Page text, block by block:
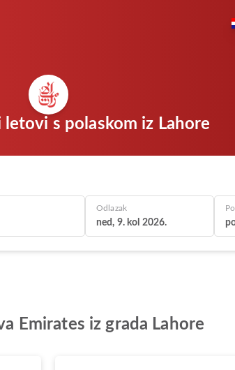
s polaskom iz Lahore
Odlazak
ned, 9. kol 2026.
Emirates iz grada Lahore